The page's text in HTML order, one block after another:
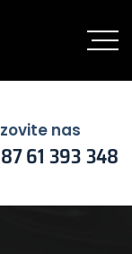
nas
61 393 348